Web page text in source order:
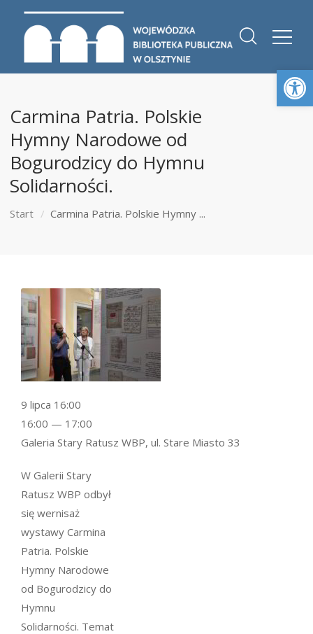
Carmina Patria. Polskie
Hymny Narodowe od
Bogurodzicy do Hymnu
Solidarności.
Start Carmina Patria. Polskie Hymny ...
W Galerii Stary
Ratusz WBP odbył
się wernisaż
wystawy Carmina
Patria. Polskie
Hymny Narodowe
od Bogurodzicy do
Hymnu
Solidarności. Temat
9 lipca 16:00
16:00 — 17:00
Galeria Stary Ratusz WBP, ul. Stare Miasto 33